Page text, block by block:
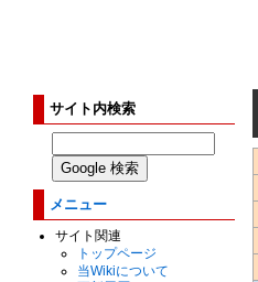
サイト内検索
メニュー
サイト関連
トップページ
当Wikiについて